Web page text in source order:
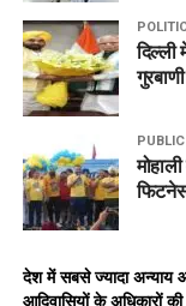
PUBLIC
देश में सबसे ज्यादा अन्याय
आदिवासियों के अधिकारों